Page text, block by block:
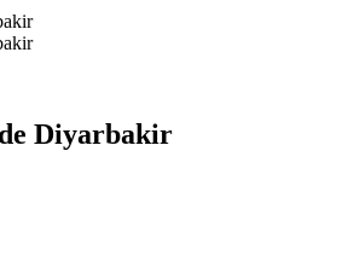
Diyarbakir